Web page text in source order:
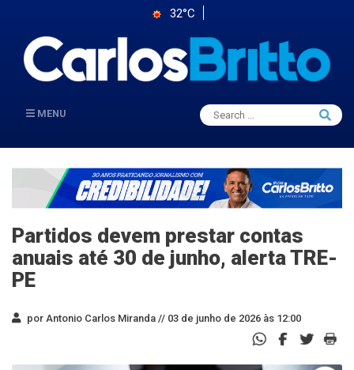
32°C
MENU
Search
for:
Search
Partidos devem prestar contas
anuais até 30 de junho, alerta TRE-
PE
por Antonio Carlos Miranda // 03 de junho de 2026 às 12:00